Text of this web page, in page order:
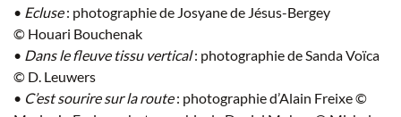
• Ecluse: photographie de Josyane de Jésus-Bergey
© Houari Bouchenak
• Dans le fleuve tissu vertical: photographie de Sanda Voïca
© D. Leuwers
• C’est sourire sur la route: photographie d’Alain Freixe ©